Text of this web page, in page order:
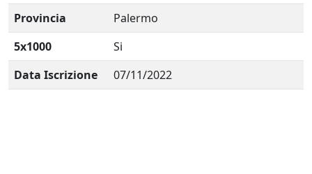
Provincia
Palermo
5x1000
Si
Data Iscrizione
07/11/2022